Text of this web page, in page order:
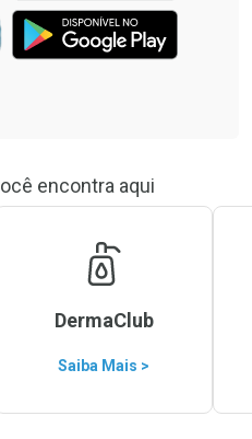
encontra aqui
DermaClub
Saiba Mais >